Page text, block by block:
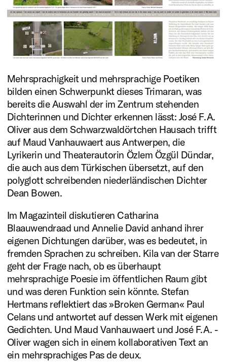
Mehrsprachigkeit und mehrsprachige Poetiken
bilden einen Schwerpunkt dieses Trimaran, was
bereits die Auswahl der im Zentrum stehenden
Dichterinnen und Dichter erkennen lässt: José F. A.
Oliver aus dem Schwarzwaldörtchen Hausach trifft
auf Maud Vanhauwaert aus Antwerpen, die
Lyrikerin und ­Theaterautorin Özlem Özgül Dündar,
die auch aus dem Türkischen übersetzt, auf den
polyglott schreibenden niederländischen Dichter
Dean Bowen.
Im Magazinteil diskutieren Catharina
Blaauwendraad und Annelie David anhand ihrer
eigenen Dichtungen darüber, was es bedeutet, in
fremden Sprachen zu schrei­ben. Kila van der Starre
geht der Frage nach, ob es überhaupt
mehrsprachige Poesie im öffentlichen Raum gibt
und was deren Funktion sein könnte. ­Stefan
Hertmans reflektiert das »Broken German« Paul
Celans und antwortet auf dessen Werk mit eigenen
Gedichten. Und Maud Vanhauwaert und José F. A. ­
Oliver wagen sich in einem kollaborativen Text an
ein mehrsprachiges Pas de deux.
NRW Sichtbarkeit.
TRIMARAN #05/2024
Mehr erfahren